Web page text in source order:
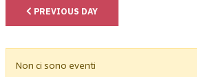
PREVIOUS DAY
Non ci sono eventi